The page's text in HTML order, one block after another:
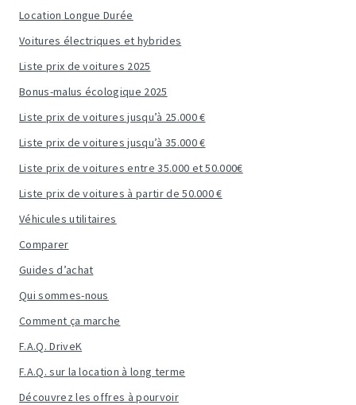
Location Longue Durée
Voitures électriques et hybrides
Liste prix de voitures 2025
Bonus-malus écologique 2025
Liste prix de voitures jusqu’à 25.000 €
Liste prix de voitures jusqu’à 35.000 €
Liste prix de voitures entre 35.000 et 50.000€
Liste prix de voitures à partir de 50.000 €
Véhicules utilitaires
Comparer
Guides d’achat
Qui sommes-nous
Comment ça marche
F.A.Q. DriveK
F.A.Q. sur la location à long terme
Découvrez les offres à pourvoir